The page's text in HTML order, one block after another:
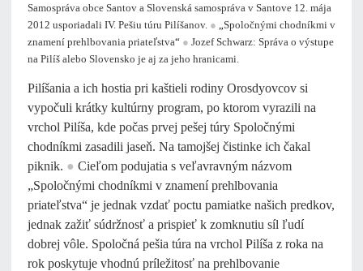
Samospráva obce Santov a Slovenská samospráva v Santove 12. mája
2012 usporiadali IV. Pešiu túru Pilíšanov. ●
Spoločnými chodníkmi v
znamení prehlbovania priateľstva“ ● Jozef Schwarz: Správa o výstupe
na Pilíš alebo Slovensko je aj za jeho hranicami.
Pilíšania a ich hostia pri kaštieli rodiny Orosdyovcov si
vypočuli krátky kultúrny program, po ktorom vyrazili na
vrchol Pilíša, kde počas prvej pešej túry Spoločnými
chodníkmi zasadili jaseň. Na tamojšej čistinke ich čakal
piknik. ● Cieľom podujatia s veľavravným názvom
„Spoločnými chodníkmi v znamení prehlbovania
priateľstva“ je jednak vzdať poctu pamiatke našich predkov,
jednak zažiť súdržnosť a prispieť k zomknutiu síl ľudí
dobrej vôle. Spoločná pešia túra na vrchol Pilíša z roka na
rok poskytuje vhodnú príležitosť na prehlbovanie